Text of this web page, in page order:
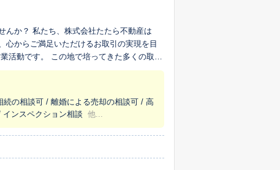
んか？ 私たち、株式会社たたら不動産は
心からご満足いただけるお取引の実現を目
を行います。 私たちが何よりも大切にして
て良い情報はもちろん、検討すべき点につ
寧な対応を心がけていますので、どうぞご
体制も整えております。 「私たち
胸に、社員一丸となってお客様の大切な資
かせください。
の相談可 / 離婚による売却の相談可 / 高
ンスペクション相談
他...